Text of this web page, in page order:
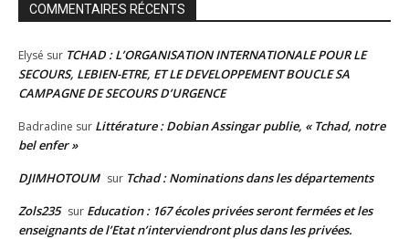
COMMENTAIRES RÉCENTS
Elysé sur TCHAD : L’ORGANISATION INTERNATIONALE POUR LE
SECOURS, LEBIEN-ETRE, ET LE DEVELOPPEMENT BOUCLE SA
CAMPAGNE DE SECOURS D’URGENCE
Badradine sur Littérature : Dobian Assingar publie, « Tchad, notre
bel enfer »
DJIMHOTOUM sur Tchad : Nominations dans les départements
Zols235 sur Education : 167 écoles privées seront fermées et les
enseignants de l’Etat n’interviendront plus dans les privées.